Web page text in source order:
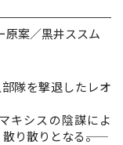
案／黒井ススム
隊を撃退したレオ
キシスの陰謀によ
り散りとなる――。